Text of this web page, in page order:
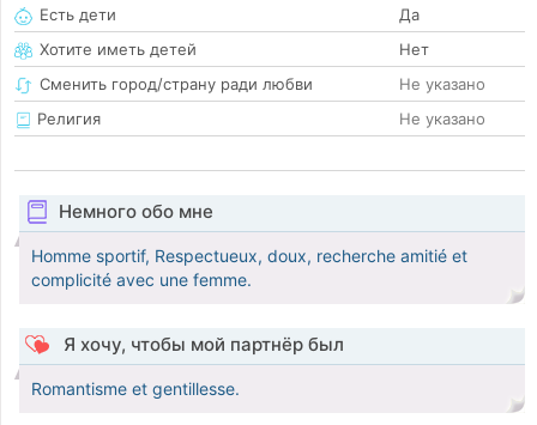
Есть дети
Да
Хотите иметь детей
Нет
Сменить город/страну ради любви
Не указано
Религия
Не указано
Немного обо мне
Homme sportif, Respectueux, doux, recherche amitié et
complicité avec une femme.
Я хочу, чтобы мой партнёр был
Romantisme et gentillesse.